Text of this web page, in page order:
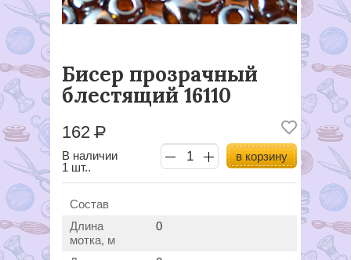
Бисер прозрачный
блестящий 16110
162Р
В наличии
1 шт..
в корзину
Состав
Длина
мотка, м
0